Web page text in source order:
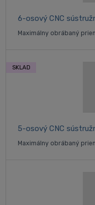
6-osový CNC
Maximálny obrábaný
5-osový CNC
Maximálny obrábaný
SKLAD